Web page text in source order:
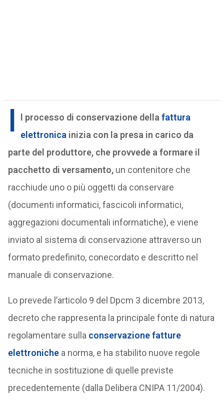
I l processo di conservazione della fattura
elettronica inizia con la presa in carico da
parte del produttore, che provvede a formare il
pacchetto di versamento, un contenitore che
racchiude uno o più oggetti da conservare
(documenti informatici, fascicoli informatici,
aggregazioni documentali informatiche), e viene
inviato al sistema di conservazione attraverso un
formato predefinito, conecordato e descritto nel
manuale di conservazione.
Lo prevede l’articolo 9 del Dpcm 3 dicembre 2013,
decreto che rappresenta la principale fonte di natura
regolamentare sulla conservazione fatture
elettronichea norma, e ha stabilito nuove regole
tecniche in sostituzione di quelle previste
precedentemente (dalla Delibera CNIPA 11/2004).